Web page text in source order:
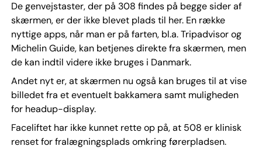
De genvejstaster, der på 308 findes på begge sider af
skærmen, er der ikke blevet plads til her. En række
nyttige apps, når man er på farten, bl.a. Tripadvisor og
Michelin Guide, kan betjenes direkte fra skærmen, men
de kan indtil videre ikke bruges i Danmark.
Andet nyt er, at skærmen nu også kan bruges til at vise
billedet fra et eventuelt bakkamera samt muligheden
for headup-display.
Faceliftet har ikke kunnet rette op på, at 508 er klinisk
renset for fralægningsplads omkring førerpladsen.